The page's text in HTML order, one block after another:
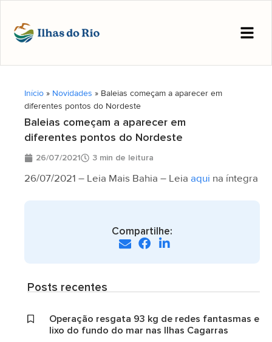
Início » Novidades » Baleias começam a aparecer em
diferentes pontos do Nordeste
Baleias começam a aparecer em
diferentes pontos do Nordeste
26/07/2021 3 min de leitura
26/07/2021 – Leia Mais Bahia – Leia aqui na íntegra
Compartilhe:
Posts recentes
Operação resgata 93 kg de redes fantasmas e
lixo do fundo do mar nas Ilhas Cagarras